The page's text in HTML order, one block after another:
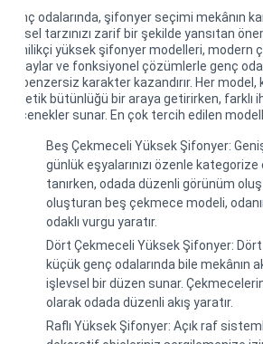
Genç odalarında, şifonyer seçimi mekânın
kişisel tarzınızı zarif bir şekilde yansıtan
Yenilikçi yüksek şifonyer modelleri, modern
detaylar ve fonksiyonel çözümlerle genç
ve benzersiz karakter kazandırır. Her model,
estetik bütünlüğü bir araya getirirken, farklı
seçenekler sunar. En çok tercih edilen
Beş Çekmeceli Yüksek Şifonyer:
günlük eşyalarınızı özenle
tanırken, odada düzenli görünüm
oluşturan beş çekmece modeli,
odaklı vurgu yaratır.
Dört Çekmeceli Yüksek Şifonyer:
küçük genç odalarında bile mekânın
işlevsel bir düzen sunar.
olarak odada düzenli akış yaratır.
Raflı Yüksek Şifonyer: Açık raf